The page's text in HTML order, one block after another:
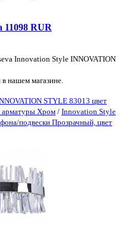
11098 RUR
Innovation Style INNOVATION
нашем магазине.
STYLE 83013 цвет
арматуры Хром / Innovation Style
подвески Прозрачный, цвет